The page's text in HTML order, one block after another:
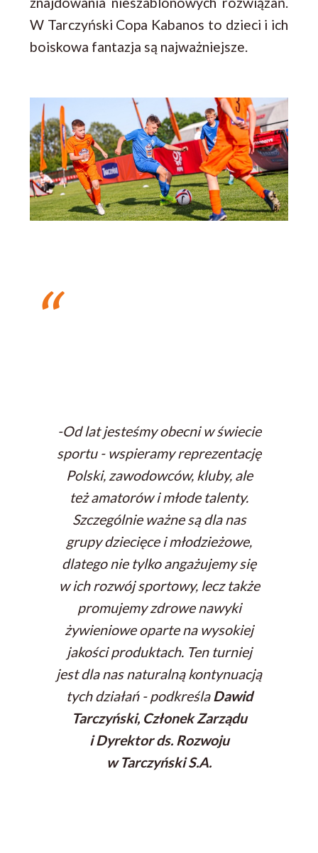
W Tarczyński Copa Kabanos to dzieci i ich
boiskowa fantazja są najważniejsze.
-Od lat jesteśmy obecni w świecie
sportu - wspieramy reprezentację
Polski, zawodowców, kluby, ale
też amatorów i młode talenty.
Szczególnie ważne są dla nas
grupy dziecięce i młodzieżowe,
dlatego nie tylko angażujemy się
w ich rozwój sportowy, lecz także
promujemy zdrowe nawyki
żywieniowe oparte na wysokiej
jakości produktach. Ten turniej
jest dla nas naturalną kontynuacją
tych działań- podkreślaDawid
Tarczyński, Członek Zarządu
i Dyrektor ds. Rozwoju
w Tarczyński S.A.